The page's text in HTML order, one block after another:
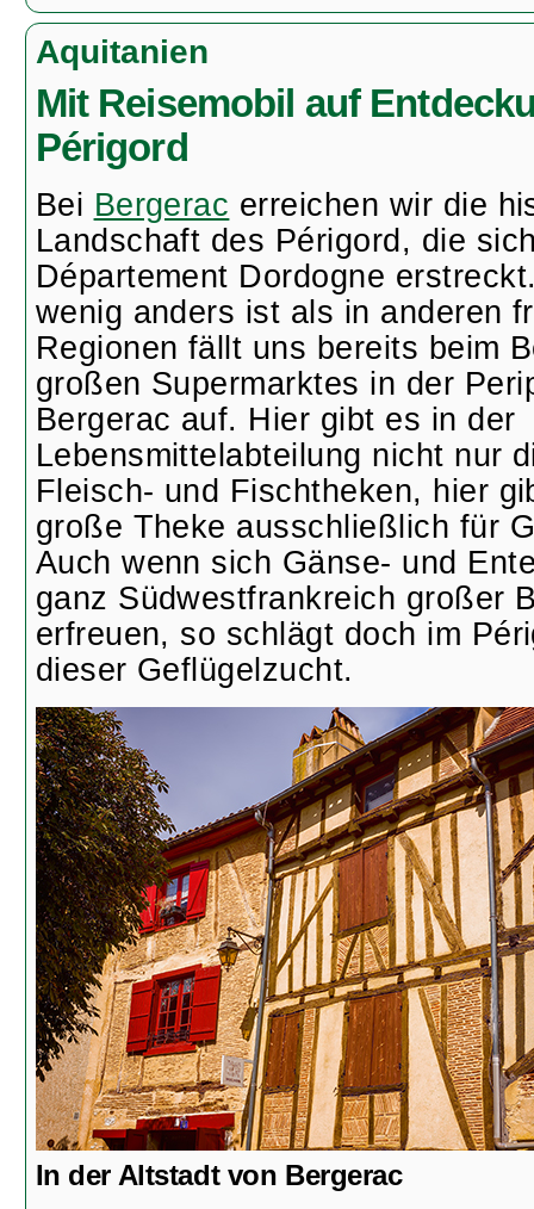
Aquitanien
Mit Reisemobil auf
Périgord
Bei Bergerac erreichen wir die
Landschaft des Périgord, die
Département Dordogne
wenig anders ist als in anderen
Regionen fällt uns bereits beim
großen Supermarktes in der
Bergerac auf. Hier gibt es in der
Lebensmittelabteilung nicht nur
Fleisch- und Fischtheken, hier
große Theke ausschließlich für
Auch wenn sich Gänse- und
ganz Südwestfrankreich großer
erfreuen, so schlägt doch im
dieser Geflügelzucht.
In der Altstadt von Bergerac